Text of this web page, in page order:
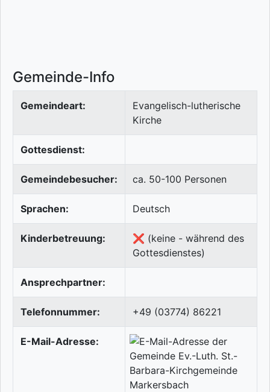
Gemeinde-Info
Gemeindeart:
Evangelisch-lutherische
Kirche
Gottesdienst:
Gemeindebesucher: ca. 50-100 Personen
Sprachen: Deutsch
Kinderbetreuung:
❌ (keine - während des
Gottesdienstes)
Ansprechpartner:
Telefonnummer: +49 (03774) 86221
E-Mail-Adresse: